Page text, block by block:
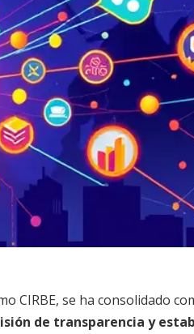
CIRBE, se ha consolidado
de transparencia y